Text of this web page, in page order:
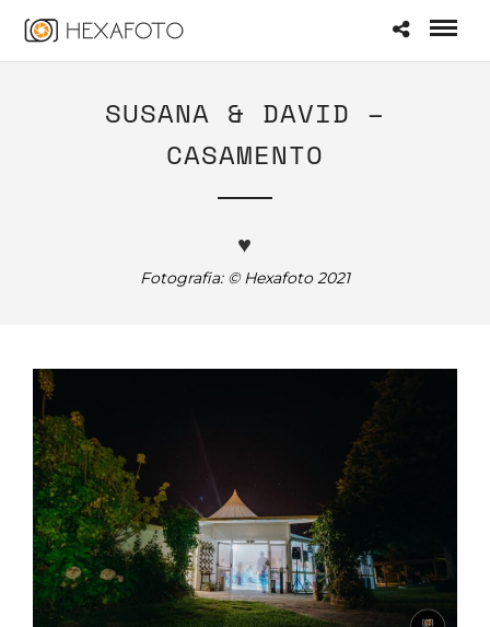
SUSANA & DAVID –
CASAMENTO
♥
Fotografia: © Hexafoto 2021